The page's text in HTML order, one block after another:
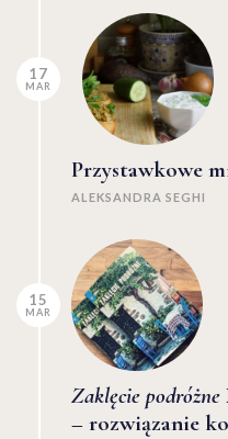
17
MAR
Przystawkowe
ALEKSANDRA SEGHI
15
MAR
Zaklęcie podróżne
– rozwiązanie